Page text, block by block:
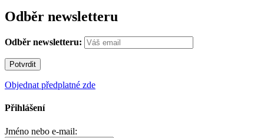
Odběr newsletteru
Odběr newsletteru:
Objednat předplatné zde
Přihlášení
Jméno nebo e-mail: